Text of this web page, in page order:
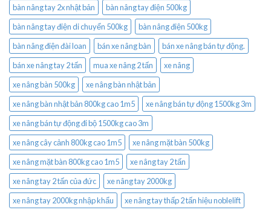
bàn nâng tay 2x nhật bản
bàn nâng tay điện 500kg
bàn nâng tay điện di chuyển 500kg
bàn nâng điện 500kg
bàn nâng điện đài loan
bán xe nâng bàn
bán xe nâng bán tự động.
bán xe nâng tay 2 tấn
mua xe nâng 2 tấn
xe nâng
xe nâng bàn 500kg
xe nâng bàn nhật bản
xe nâng bàn nhật bản 800kg cao 1m5
xe nâng bán tự động 1500kg 3m
xe nâng bán tự động đi bộ 1500kg cao 3m
xe nâng cây cảnh 800kg cao 1m5
xe nâng mặt bàn 500kg
xe nâng mặt bàn 800kg cao 1m5
xe nâng tay 2 tấn
xe nâng tay 2 tấn của đức
xe nâng tay 2000kg
xe nâng tay 2000kg nhập khẩu
xe nâng tay thấp 2 tấn hiệu noblelift